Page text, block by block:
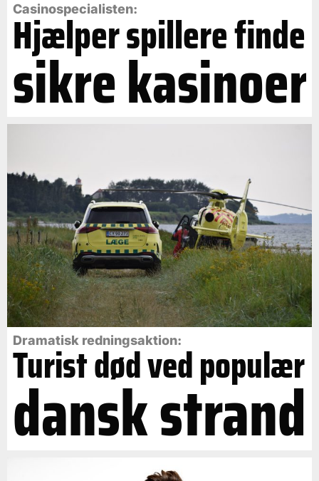
Casinospecialisten:
Hjælper spillere finde
sikre kasinoer
Dramatisk redningsaktion:
Turist død ved populær
dansk strand